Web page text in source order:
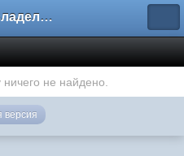
Форум владельцев интернет-магазинов
не найдено.
версия